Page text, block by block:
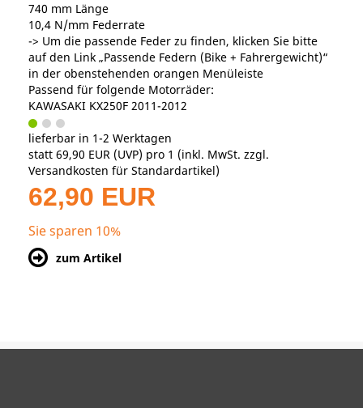
740 mm Länge
10,4 N/mm Federrate
-> Um die passende Feder zu finden, klicken Sie bitte
auf den Link „Passende Federn (Bike + Fahrergewicht)“
in der obenstehenden orangen Menüleiste
Passend für folgende Motorräder:
KAWASAKI KX250F 2011-2012
lieferbar in 1-2 Werktagen
statt 69,90 EUR (UVP) pro 1 (inkl. MwSt. zzgl.
Versandkosten für Standardartikel)
62,90 EUR
Sie sparen 10%
zum Artikel